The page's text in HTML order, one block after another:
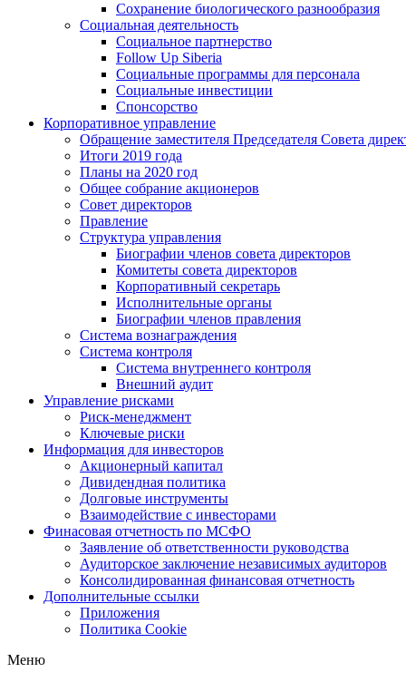
Сохранение биологического разнообразия
Социальная деятельность
Социальное партнерство
Follow Up Siberia
Социальные программы для персонала
Социальные инвестиции
Спонсорство
Корпоративное управление
Обращение заместителя Председателя Совета
Итоги 2019 года
Планы на 2020 год
Общее собрание акционеров
Совет директоров
Правление
Структура управления
Биографии членов совета директоров
Комитеты совета директоров
Корпоративный секретарь
Исполнительные органы
Биографии членов правления
Система вознаграждения
Система контроля
Система внутреннего контроля
Внешний аудит
Управление рисками
Риск-менеджмент
Ключевые риски
Информация для инвесторов
Акционерный капитал
Дивидендная политика
Долговые инструменты
Взаимодействие с инвеcторами
Финасовая отчетность по МСФО
Заявление об ответственности руководства
Аудиторское заключение независимых аудиторов
Консолидированная финансовая отчетность
Дополнительные ссылки
Приложения
Политика Cookie
Меню